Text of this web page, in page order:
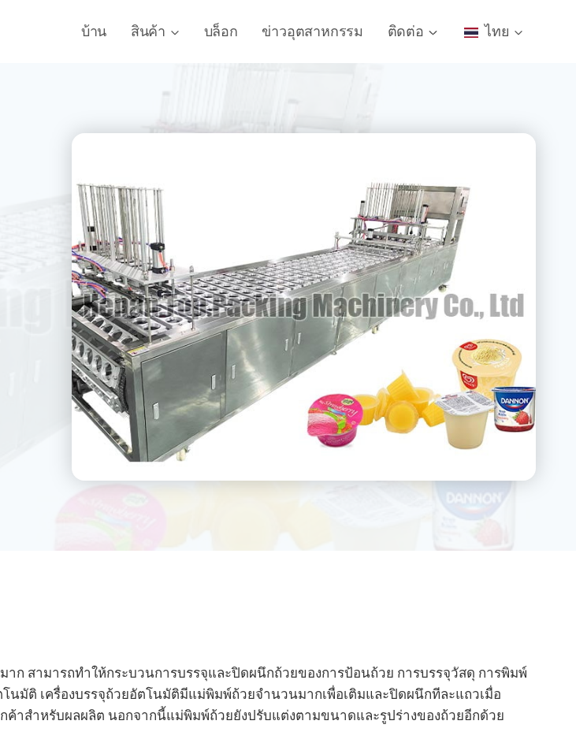
บ้าน สินค้า บล็อก ข่าวอุตสาหกรรม ติดต่อ ไทย
ก สามารถทำให้กระบวนการบรรจุและปิดผนึกถ้วยของการป้อนถ้วย การบรรจุวัสดุ การพิมพ์
มัติ เครื่องบรรจุถ้วยอัตโนมัติมีแม่พิมพ์ถ้วยจำนวนมากเพื่อเติมและปิดผนึกทีละแถวเมื่อ
ค้าสำหรับผลผลิต นอกจากนี้แม่พิมพ์ถ้วยยังปรับแต่งตามขนาดและรูปร่างของถ้วยอีกด้วย